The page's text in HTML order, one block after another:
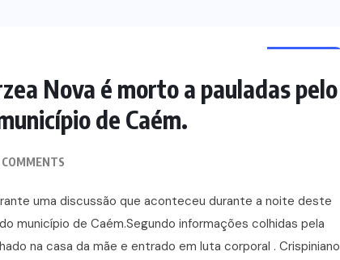
Nova é morto a pauladas pelo
de Caém.
uma discussão que aconteceu durante a noite deste
município de Caém.Segundo informações colhidas pela
na casa da mãe e entrado em luta corporal . Crispiniano